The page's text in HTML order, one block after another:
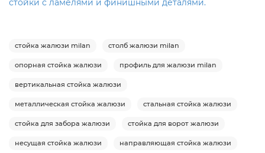
стойки с ламелями и финишными деталями.
стойка жалюзи milan столб жалюзи milan
опорная стойка жалюзи профиль для жалюзи milan
вертикальная стойка жалюзи
металлическая стойка жалюзи стальная стойка жалюзи
стойка для забора жалюзи стойка для ворот жалюзи
несущая стойка жалюзи направляющая стойка жалюзи